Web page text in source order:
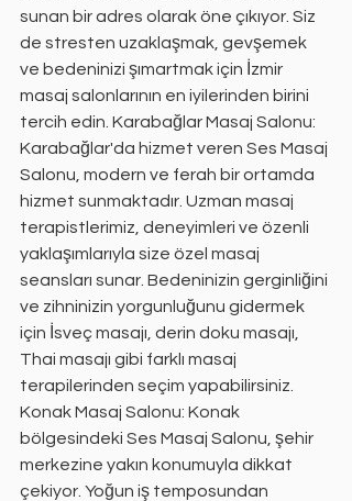
sunan bir adres olarak öne çıkıyor. Siz
de stresten uzaklaşmak, gevşemek
ve bedeninizi şımartmak için İzmir
masaj salonlarının en iyilerinden birini
tercih edin. Karabağlar Masaj Salonu:
Karabağlar'da hizmet veren Ses Masaj
Salonu, modern ve ferah bir ortamda
hizmet sunmaktadır. Uzman masaj
terapistlerimiz, deneyimleri ve özenli
yaklaşımlarıyla size özel masaj
seansları sunar. Bedeninizin gerginliğini
ve zihninizin yorgunluğunu gidermek
için İsveç masajı, derin doku masajı,
Thai masajı gibi farklı masaj
terapilerinden seçim yapabilirsiniz.
Konak Masaj Salonu: Konak
bölgesindeki Ses Masaj Salonu, şehir
merkezine yakın konumuyla dikkat
çekiyor. Yoğun iş temposundan